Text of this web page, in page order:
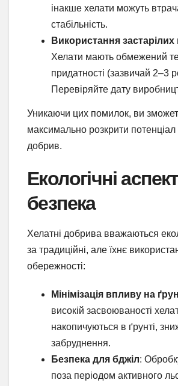
інакше хелати можуть
стабільність.
Використання застарілих
Хелати мають обмежений
придатності (зазвичай 2–3
Перевіряйте дату
Уникаючи цих помилок, ви
максимально розкрити потенціал
добрив.
Екологічні
безпека
Хелатні добрива вважаються
за традиційні, але їхнє
обережності:
Мінімізація впливу на
високій засвоюваності
накопичуються в ґрунті,
забруднення.
Безпека для бджіл:
поза періодом активного